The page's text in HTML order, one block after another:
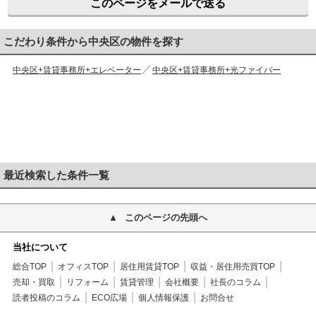
このページをメールで送る
こだわり条件から中央区の物件を探す
中央区+賃貸事務所+エレベーター 中央区+賃貸事務所+光ファイバー
最近検索した条件一覧
このページの先頭へ
当社について
総合TOP オフィスTOP 居住用賃貸TOP
収益・居住用売買TOP
売却・買取
リフォーム 賃貸管理 会社概要
社長のコラム
読者投稿のコラム
ECO広場 個人情報保護 お問合せ